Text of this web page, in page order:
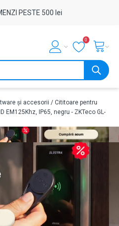
PESTE 500 lei
0
și accesorii / Cititoare pentru
EM125Khz, IP65, negru - ZKTeco GL-